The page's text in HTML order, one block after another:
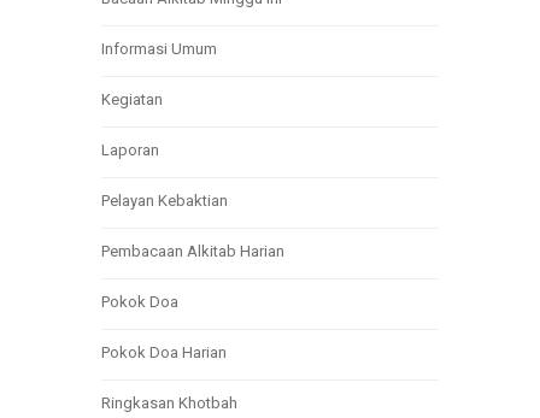
Informasi Umum
Kegiatan
Laporan
Pelayan Kebaktian
Pembacaan Alkitab Harian
Pokok Doa
Pokok Doa Harian
Ringkasan Khotbah